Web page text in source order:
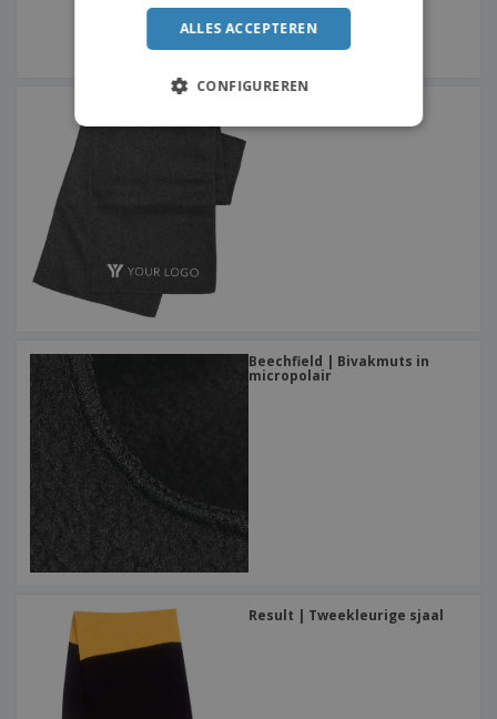
Beechfield | Bivakmuts in
micropolair
Result | Tweekleurige sjaal
ITALIAN
ALLES ACCEPTEREN
CONFIGUREREN